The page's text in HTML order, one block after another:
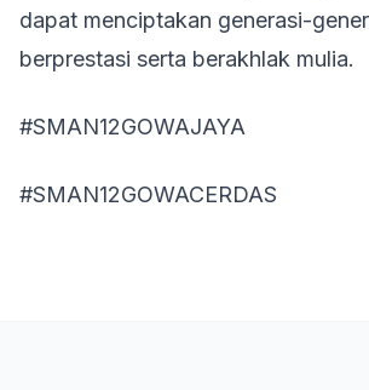
dapat menciptakan generasi-
berprestasi serta berakhlak mulia.
#SMAN12GOWAJAYA
#SMAN12GOWACERDAS